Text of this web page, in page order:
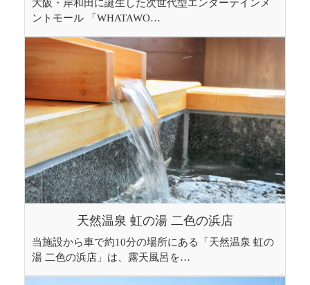
大阪・岸和田に誕生した次世代型エンターテインメ
ントモール 「WHATAWO…
天然温泉 虹の湯 二色の浜店
当施設から車で約10分の場所にある「天然温泉 虹の
湯 二色の浜店」は、露天風呂を…